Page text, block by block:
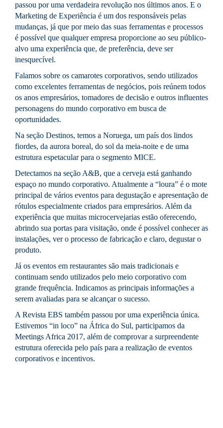
passou por uma verdadeira revolução nos últimos anos. E o
Marketing de Experiência é um dos responsáveis pelas
mudanças, já que por meio das suas ferramentas e processos
é possível que qualquer empresa proporcione ao seu público-
alvo uma experiência que, de preferência, deve ser
inesquecível.
Falamos sobre os camarotes corporativos, sendo utilizados
como excelentes ferramentas de negócios, pois reúnem todos
os anos empresários, tomadores de decisão e outros influentes
personagens do mundo corporativo em busca de
oportunidades.
Na seção Destinos, temos a Noruega, um país dos lindos
fiordes, da aurora boreal, do sol da meia-noite e de uma
estrutura espetacular para o segmento MICE.
Detectamos na seção A&B, que a cerveja está ganhando
espaço no mundo corporativo. Atualmente a “loura” é o mote
principal de vários eventos para degustação e apresentação de
rótulos especialmente criados para empresários. Além da
experiência que muitas microcervejarias estão oferecendo,
abrindo sua portas para visitação, onde é possível conhecer as
instalações, ver o processo de fabricação e claro, degustar o
produto.
Já os eventos em restaurantes são mais tradicionais e
continuam sendo utilizados pelo meio corporativo com
grande frequência. Indicamos as principais informações a
serem avaliadas para se alcançar o sucesso.
A Revista EBS também passou por uma experiência única.
Estivemos “in loco” na África do Sul, participamos da
Meetings Africa 2017, além de comprovar a surpreendente
estrutura oferecida pelo país para a realização de eventos
corporativos e incentivos.